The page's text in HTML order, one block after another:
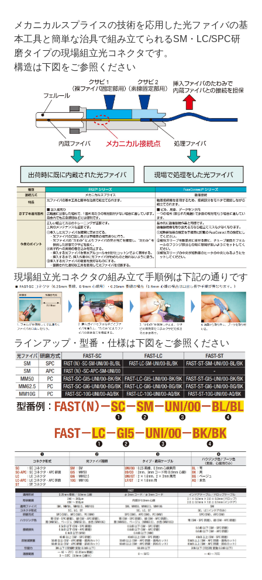
メカニカルスプライスの技術を応用した光ファイバの基
本工具と簡単な治具で組み立てられるSM・LC/SPC研
磨タイプの現場組立光コネクタです。
構造は下図をご参照ください
現場組立光コネクタの組み立て手順例は下記の通りです
ラインアップ・型番・仕様は下図をご参照ください